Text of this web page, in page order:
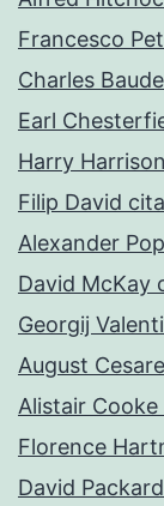
Francesco
Charles
Earl
Harry
Filip David
Alexander
David McKay
Georgij
August
Alistair
Florence
David